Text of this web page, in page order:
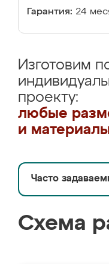
Гарантия: 24
Изготовим
проекту:
любые
и
Часто
Схема